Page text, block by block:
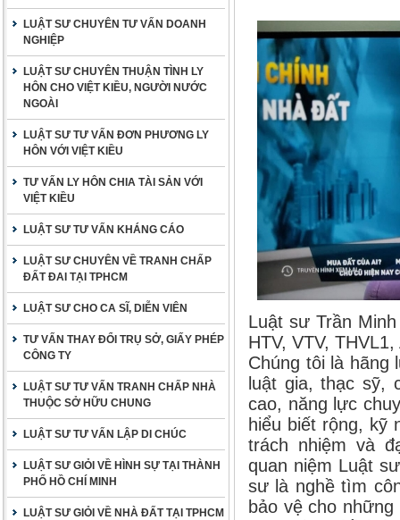
LUẬT SƯ CHUYÊN TƯ VẤN DOANH
NGHIỆP
LUẬT SƯ CHUYÊN THUẬN TÌNH LY
HÔN CHO VIỆT KIỀU, NGƯỜI NƯỚC
NGOÀI
LUẬT SƯ TƯ VẤN ĐƠN PHƯƠNG LY
HÔN VỚI VIỆT KIỀU
TƯ VẤN LY HÔN CHIA TÀI SẢN VỚI
VIỆT KIỀU
LUẬT SƯ TƯ VẤN KHÁNG CÁO
LUẬT SƯ CHUYÊN VỀ TRANH CHẤP
ĐẤT ĐAI TẠI TPHCM
LUẬT SƯ CHO CA SĨ, DIỄN VIÊN
TƯ VẤN THAY ĐỔI TRỤ SỞ, GIẤY PHÉP
CÔNG TY
LUẬT SƯ TƯ VẤN TRANH CHẤP NHÀ
THUỘC SỞ HỮU CHUNG
LUẬT SƯ TƯ VẤN LẬP DI CHÚC
LUẬT SƯ GIỎI VỀ HÌNH SỰ TẠI THÀNH
PHỐ HỒ CHÍ MINH
LUẬT SƯ GIỎI VỀ NHÀ ĐẤT TẠI TPHCM
Luật sư Trần
HTV, VTV,
Chúng tôi là hãng
luật gia, thạc sỹ,
cao, năng lực
hiểu biết rộng, kỹ
trách nhiệm và
quan niệm Luật
sư là nghề tìm
bảo vệ cho